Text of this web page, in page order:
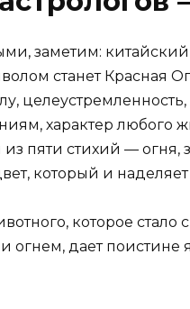
заметим:
станет Красная
характер любого
пяти стихий — огня,
который и
которое стало
огнем, дает поистине